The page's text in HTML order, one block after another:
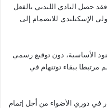
حصل النادي اللندني بالفعل
الإسكتلندي للانضمام إلى
الأساسية، دون توقيع رسمي
ببقاء توتنهام في
في دوري الأضواء من أجل إتمام